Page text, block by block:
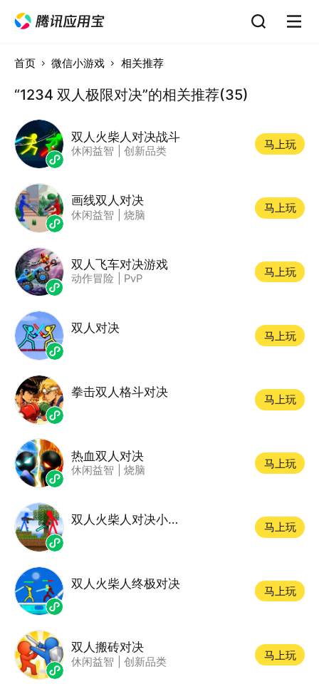
首页 微信小游戏 相关推荐
“1234 双人极限对决”的相关推荐(35)
双人火柴人对决战斗
休闲益智 创新品类
马上玩
画线双人对决
休闲益智 烧脑
马上玩
双人飞车对决游戏
动作冒险 PvP
马上玩
双人对决
马上玩
拳击双人格斗对决
马上玩
热血双人对决
休闲益智 烧脑
马上玩
双人火柴人对决小游戏
马上玩
双人火柴人终极对决
马上玩
双人搬砖对决
休闲益智 创新品类
马上玩